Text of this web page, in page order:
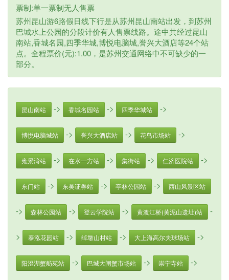
票制:单一票制无人售票
苏州昆山游6路假日线下行是从苏州昆山南站出发，到苏州
巴城水上公园的分段计价有人售票线路。途中共经过昆山
南站,香城名园,四季华城,博悦电脑城,誉兴大酒店等24个站
点。全程票价(元):1.00，是苏州交通网络中不可缺少的一
部分。
昆山南站 -> 香城名园站 -> 四季华城站 ->
博悦电脑城站 -> 誉兴大酒店站 -> 花鸟市场站 ->
雍景湾站 -> 在水一方站 -> 集街站 -> 仁济医院站 ->
东门站 -> 东吴证券站 -> 亭林公园站 -> 西山风景区站
-> 森林公园站 -> 登云学院站 -> 黄渡江桥(黄泥山遗址)站 -
> 泰泓花园站 -> 绰墩山村站 -> 大上海高尔夫球场站 ->
阳澄湖蟹舫苑站 -> 巴城大闸蟹市场站 -> 崇宁寺站 ->